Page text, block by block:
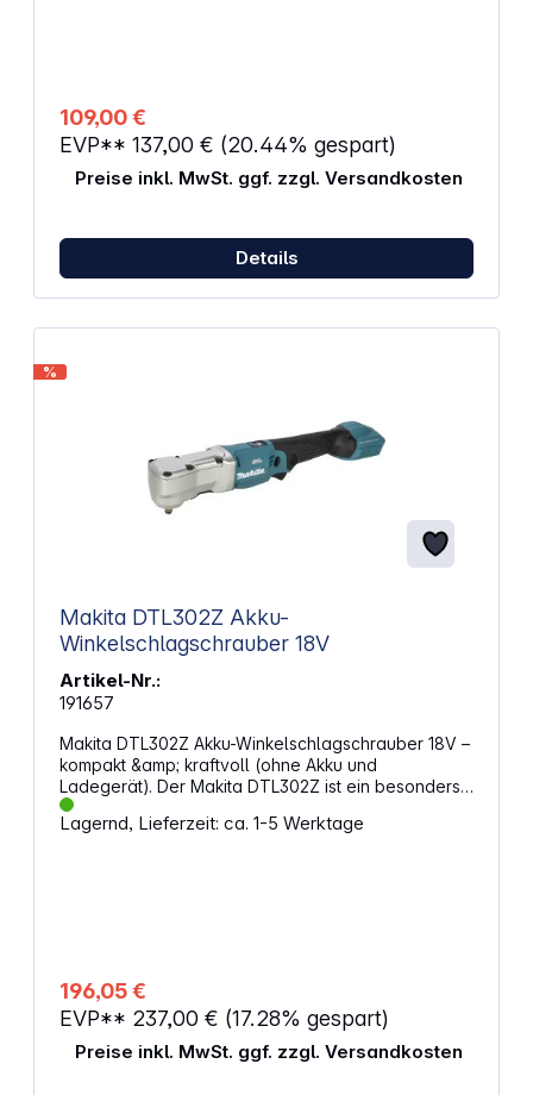
109,00 €
EVP** 137,00 € (20.44% gespart)
Preise inkl. MwSt. ggf. zzgl. Versandkosten
Details
%
Makita DTL302Z Akku-
Winkelschlagschrauber 18V
Artikel-Nr.:
191657
Makita DTL302Z Akku-Winkelschlagschrauber 18V –
kompakt &amp; kraftvoll (ohne Akku und
Ladegerät). Der Makita DTL302Z ist ein besonders
kompakter 18V Akku-Winkelschlagschrauber mit
starker Leistung für schwer zugängliche Einsatzorte.
Eigenschaften: Bürstenloser Motor für hohe
Effizienz 3/8" Außenvierkantaufnahme (9,5 mm) 3
elektronische Gänge + Auto-Stopp bei Vor- &amp;
Rücklauf LED-Ring mit 3 Helligkeitsstufen XPT-
Technologie: Schutz vor Staub und Spritzwasser
Lagernd, Lieferzeit: ca. 1-5 Werktage
196,05 €
EVP** 237,00 € (17.28% gespart)
Preise inkl. MwSt. ggf. zzgl. Versandkosten